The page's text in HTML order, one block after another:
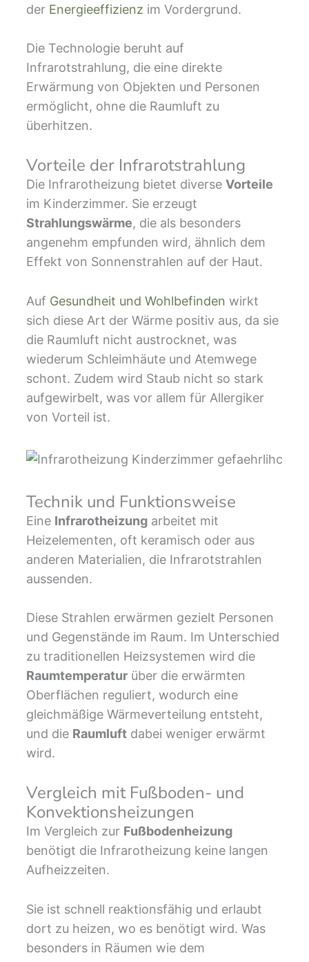
der Energieeffizienz im Vordergrund.
Die Technologie beruht auf
Infrarotstrahlung, die eine direkte
Erwärmung von Objekten und Personen
ermöglicht, ohne die Raumluft zu
überhitzen.
Vorteile der Infrarotstrahlung
Die Infrarotheizung bietet diverse Vorteile
im Kinderzimmer. Sie erzeugt
Strahlungswärme, die als besonders
angenehm empfunden wird, ähnlich dem
Effekt von Sonnenstrahlen auf der Haut.
Auf Gesundheit und Wohlbefinden wirkt
sich diese Art der Wärme positiv aus, da sie
die Raumluft nicht austrocknet, was
wiederum Schleimhäute und Atemwege
schont. Zudem wird Staub nicht so stark
aufgewirbelt, was vor allem für Allergiker
von Vorteil ist.
Technik und Funktionsweise
Eine Infrarotheizungarbeitet mit
Heizelementen, oft keramisch oder aus
anderen Materialien, die Infrarotstrahlen
aussenden.
Diese Strahlen erwärmen gezielt Personen
und Gegenstände im Raum. Im Unterschied
zu traditionellen Heizsystemen wird die
Raumtemperaturüber die erwärmten
Oberflächen reguliert, wodurch eine
gleichmäßige Wärmeverteilung entsteht,
und die Raumluftdabei weniger erwärmt
wird.
Vergleich mit Fußboden- und
Konvektionsheizungen
Im Vergleich zur Fußbodenheizung
benötigt die Infrarotheizung keine langen
Aufheizzeiten.
Sie ist schnell reaktionsfähig und erlaubt
dort zu heizen, wo es benötigt wird. Was
besonders in Räumen wie dem